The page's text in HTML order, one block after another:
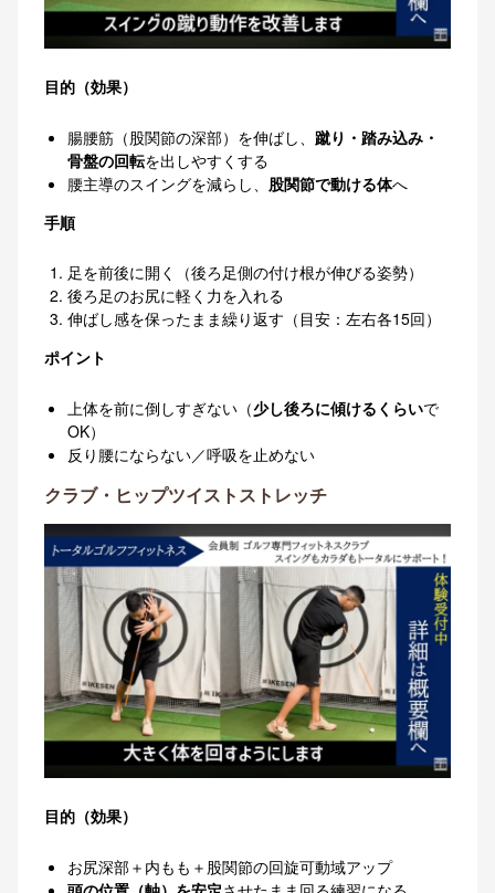
目的（効果）
腸腰筋（股関節の深部）を伸ばし、 蹴り・踏み込み・
骨盤の回転を出しやすくする
腰主導のスイングを減らし、 股関節で動ける体へ
手順
足を前後に開く（後ろ足側の付け根が伸びる姿勢）
後ろ足のお尻に軽く力を入れる
伸ばし感を保ったまま繰り返す（目安：左右各15回）
ポイント
上体を前に倒しすぎない（少し後ろに傾けるくらいで
OK）
反り腰にならない／呼吸を止めない
クラブ・ヒップツイストストレッチ
目的（効果）
お尻深部＋内もも＋股関節の回旋可動域アップ